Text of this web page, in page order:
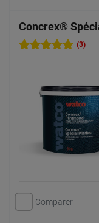
Concrex®
(3)
Comparer